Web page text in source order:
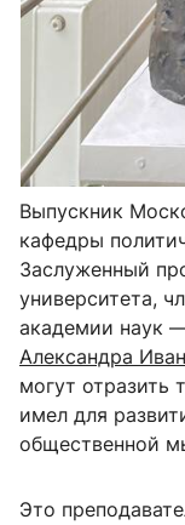
Выпускник
кафедры
Заслуженный
университета,
академии наук
Александра
могут отразить
имел для
общественной
Это